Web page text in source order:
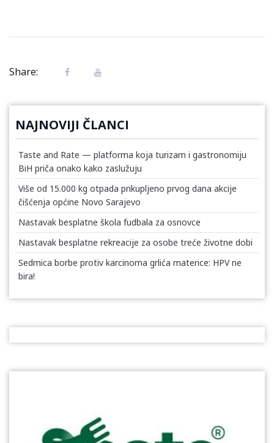
Share:
NAJNOVIJI ČLANCI
Taste and Rate — platforma koja turizam i gastronomiju
BiH priča onako kako zaslužuju
Više od 15.000 kg otpada prikupljeno prvog dana akcije
čišćenja općine Novo Sarajevo
Nastavak besplatne škola fudbala za osnovce
Nastavak besplatne rekreacije za osobe treće životne dobi
Sedmica borbe protiv karcinoma grlića materice: HPV ne
bira!